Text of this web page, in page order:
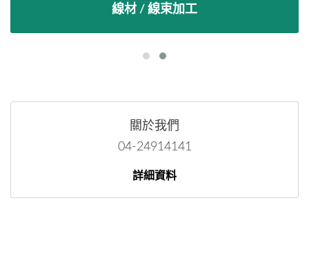
線材 / 線束加工
關於我們
04-24914141
詳細資料